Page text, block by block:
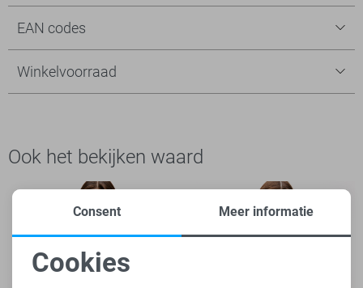
EAN codes
Winkelvoorraad
Ook het bekijken waard
Noodzakelijke cookies
Consent Meer informatie
Cookies